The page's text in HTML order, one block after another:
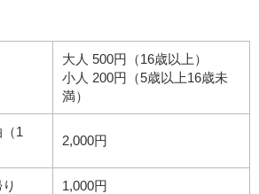
大人 500円（16歳以上）
小人 200円（5歳以上16歳未
満）
1
2,000円
1,000円